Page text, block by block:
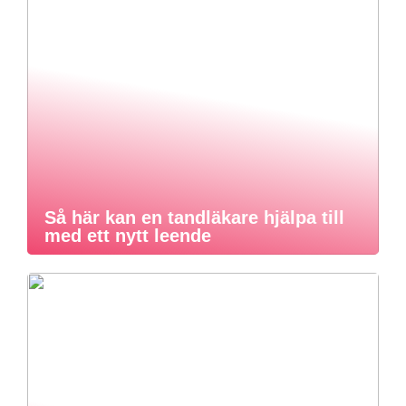
Så här kan en tandläkare hjälpa till
med ett nytt leende